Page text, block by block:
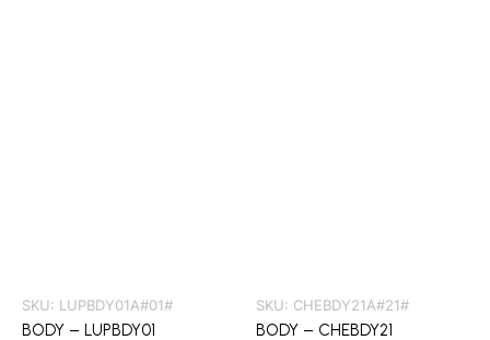
SKU: LUPBDY01A#01#
BODY – LUPBDY01
SKU: CHEBDY21A#21#
BODY – CHEBDY21